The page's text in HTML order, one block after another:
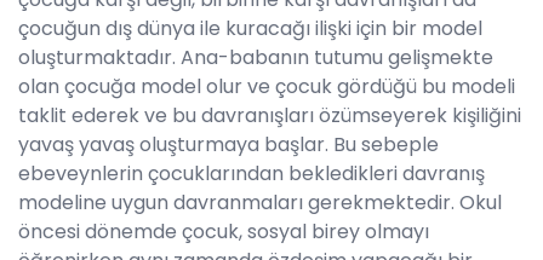
çocuğun dış dünya ile kuracağı ilişki için bir model
oluşturmaktadır. Ana-babanın tutumu gelişmekte
olan çocuğa model olur ve çocuk gördüğü bu modeli
taklit ederek ve bu davranışları özümseyerek kişiliğini
yavaş yavaş oluşturmaya başlar. Bu sebeple
ebeveynlerin çocuklarından bekledikleri davranış
modeline uygun davranmaları gerekmektedir. Okul
öncesi dönemde çocuk, sosyal birey olmayı